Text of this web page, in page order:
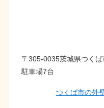
〒305-0035茨城県つく
駐車場7台
つくば市の外